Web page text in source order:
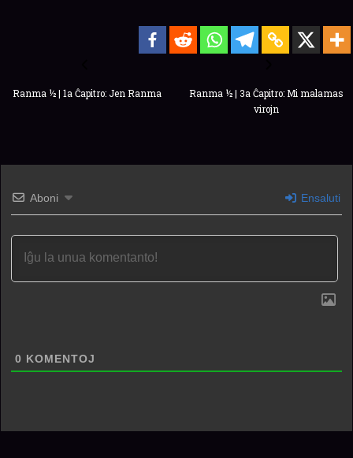
Ranma ½ | 1a Ĉapitro: Jen Ranma
Ranma ½ | 3a Ĉapitro: Mi malamas
virojn
Aboni Ensaluti
0 KOMENTOJ